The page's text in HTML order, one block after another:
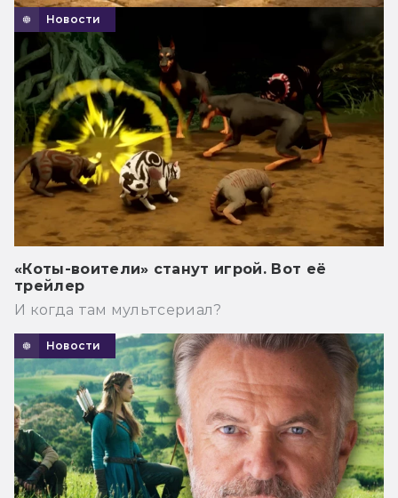
Новости
«Коты-воители» станут игрой. Вот её
трейлер
И когда там мультсериал?
Новости